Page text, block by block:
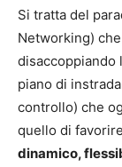
Si tratta del
Networking)
disaccoppiando
piano di
controllo) che
quello di
dinamico,